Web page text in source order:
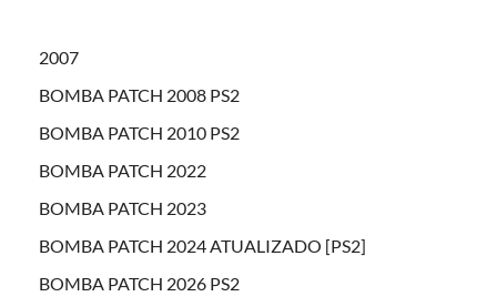
2007
BOMBA PATCH 2008 PS2
BOMBA PATCH 2010 PS2
BOMBA PATCH 2022
BOMBA PATCH 2023
BOMBA PATCH 2024 ATUALIZADO [PS2]
BOMBA PATCH 2026 PS2